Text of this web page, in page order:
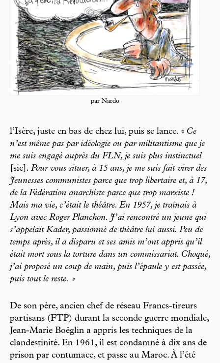
par Nardo
l’Isère, juste en bas de chez lui, puis se lance. « Ce
n’est même pas par idéologie ou par militantisme que je
me suis engagé auprès du FLN, je suis plus instinctuel
[sic] . Pour vous situer, à 15 ans, je me suis fait virer des
Jeunesses communistes parce que trop libertaire et, à 17,
de la Fédération anarchiste parce que trop marxiste !
Mais ma vie, c’était le théâtre. En 1957, je traînais à
Lyon avec Roger Planchon. J’ai rencontré un jeune qui
s’appelait Kader, passionné de théâtre lui aussi. Peu de
temps après, il a disparu et ses amis m’ont appris qu’il
était mort sous la torture dans un commissariat. Choqué,
j’ai proposé un coup de main, puis l’épaule y est passée,
puis tout le reste. »
De son père, ancien chef de réseau Francs-tireurs
partisans (FTP) durant la seconde guerre mondiale,
Jean-Marie Boëglin a appris les techniques de la
clandestinité. En 1961, il est condamné à dix ans de
prison par contumace, et passe au Maroc. À l’été